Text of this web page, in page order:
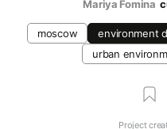
Mariya Fomina
moscow environment
urban
Project